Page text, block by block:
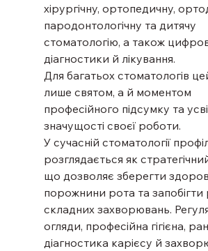
хірургічну, ортопедичну,
пародонтологічну та дитячу
стоматологію, а також
діагностики й лікування.
Для багатьох стоматологів
лише святом, а й моментом
професійного підсумку та
значущості своєї роботи.
У сучасній стоматології
розглядається як
що дозволяє зберегти
порожнини рота та запобігти
складних захворювань.
огляди, професійна гігієна,
діагностика карієсу й